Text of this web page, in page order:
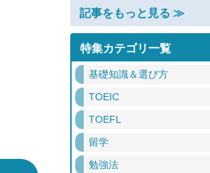
記事をもっと見る ≫
特集カテゴリ一覧
基礎知識＆選び方
TOEIC
TOEFL
留学
勉強法